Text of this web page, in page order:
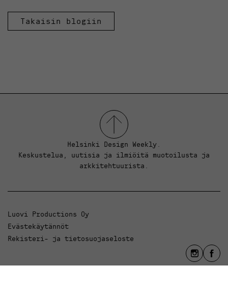
Takaisin blogiin
Helsinki Design Weekly.
Keskustelua, uutisia ja ilmiöitä muotoilusta ja
arkkitehtuurista.
Luovi Productions Oy
Evästekäytännöt
Rekisteri- ja tietosuojaseloste
info@luovi.com